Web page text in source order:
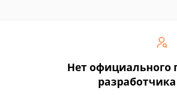
Нет официального